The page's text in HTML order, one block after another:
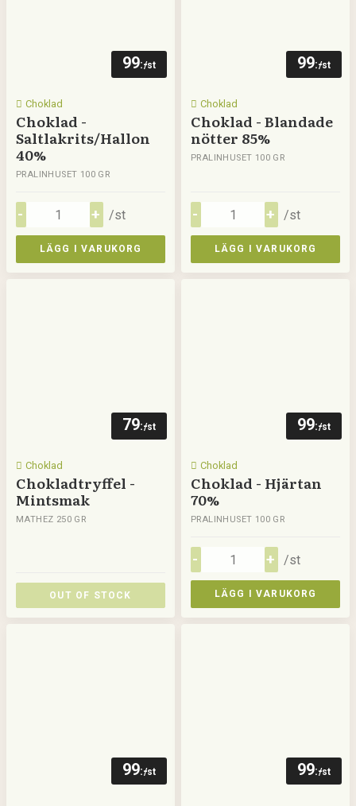
99:-/st
Choklad
Choklad -
Saltlakrits/Hallon
40%
PRALINHUSET 100 GR
/st
LÄGG I VARUKORG
99:-/st
Choklad
Choklad - Blandade
nötter 85%
PRALINHUSET 100 GR
/st
LÄGG I VARUKORG
79:-/st
Choklad
Chokladtryffel -
Mintsmak
MATHEZ 250 GR
OUT OF STOCK
99:-/st
Choklad
Choklad - Hjärtan
70%
PRALINHUSET 100 GR
/st
LÄGG I VARUKORG
99:-/st 99:-/st